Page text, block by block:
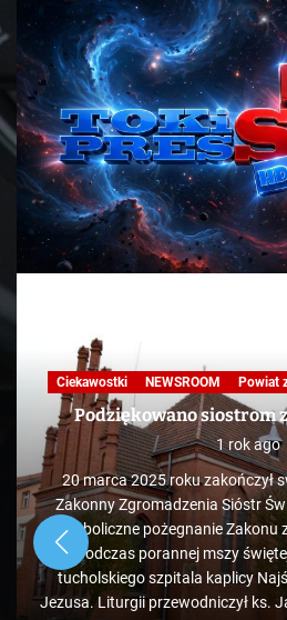
Ciekawostki NEWSROOM Powiat
Podziękowano siostrom
1 rok ago
20 marca 2025 roku zakończył
Zakonny Zgromadzenia Sióstr
Symboliczne pożegnanie Zakonu
podczas porannej mszy
tucholskiego szpitala kaplicy
Jezusa. Liturgii przewodniczył ks.